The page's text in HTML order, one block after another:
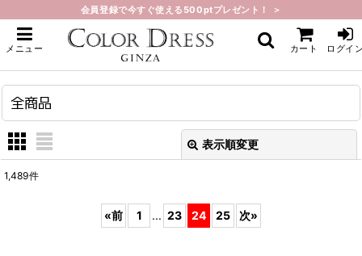
会員登録で今すぐ使える500ptプレゼント！ ＞
メニュー カート ログイ
ホーム > 全商品
全商品
表示順変更
1,489件
«前 1 ... 23 24 25 次»